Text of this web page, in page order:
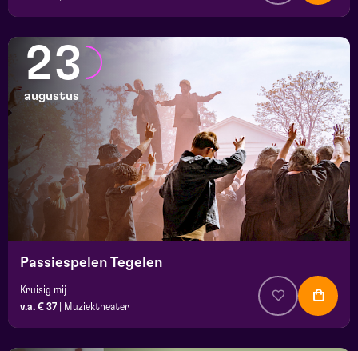
23
augustus
Passiespelen Tegelen
Kruisig mij
v.a. € 37
Muziektheater